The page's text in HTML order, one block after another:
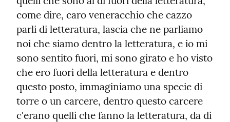
come dire, caro veneracchio che cazzo
parli di letteratura, lascia che ne parliamo
noi che siamo dentro la letteratura, e io mi
sono sentito fuori, mi sono girato e ho visto
che ero fuori della letteratura e dentro
questo posto, immaginiamo una specie di
torre o un carcere, dentro questo carcere
c'erano quelli che fanno la letteratura, da di